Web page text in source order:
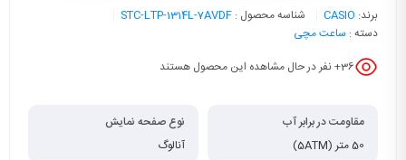
برند: CASIO شناسه محصول : STC-LTP-1314L-7AVDF
دسته : ساعت مچی
36+ نفر در حال مشاهده این محصول هستند
مقاومت در برابر آب
50 متر (5ATM)
نوع صفحه نمایش
آنالوگ